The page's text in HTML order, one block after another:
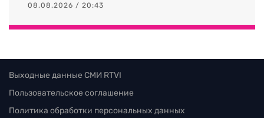
08.08.2026 / 20:43
Выходные данные СМИ RTVI
Пользовательское соглашение
Политика обработки персональных данных